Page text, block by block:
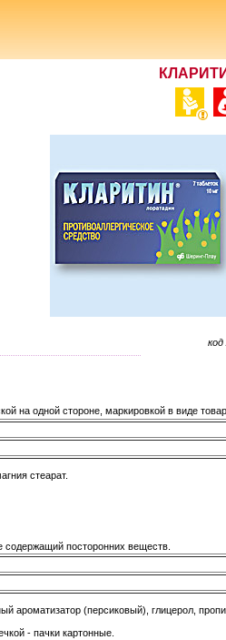
код
на одной стороне, маркировкой в виде
стеарат.
содержащий посторонних веществ.
ароматизатор (персиковый), глицерол,
- пачки картонные.